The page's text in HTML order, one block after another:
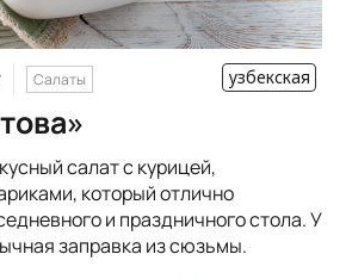
Салаты узбекская
салат с курицей,
который отлично
и праздничного стола. У
заправка из сюзьмы.